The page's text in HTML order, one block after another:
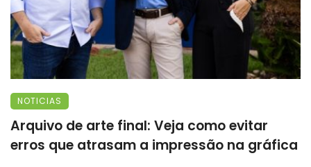
NOTICIAS
Arquivo de arte final: Veja como evitar
erros que atrasam a impressão na gráfica